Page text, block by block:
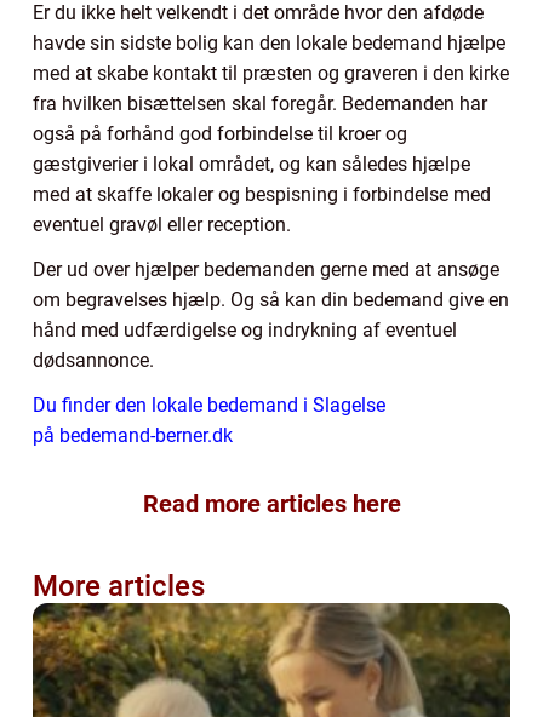
Er du ikke helt velkendt i det område hvor den afdøde
havde sin sidste bolig kan den lokale bedemand hjælpe
med at skabe kontakt til præsten og graveren i den kirke
fra hvilken bisættelsen skal foregår. Bedemanden har
også på forhånd god forbindelse til kroer og
gæstgiverier i lokal området, og kan således hjælpe
med at skaffe lokaler og bespisning i forbindelse med
eventuel gravøl eller reception.
Der ud over hjælper bedemanden gerne med at ansøge
om begravelses hjælp. Og så kan din bedemand give en
hånd med udfærdigelse og indrykning af eventuel
dødsannonce.
Du finder den lokale bedemand i Slagelse
på bedemand-berner.dk
Read more articles here
More articles